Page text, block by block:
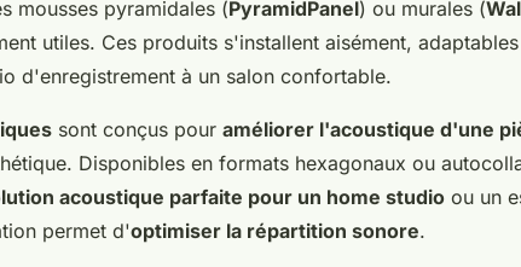
mousses pyramidales (PyramidPanel) ou murales (
utiles. Ces produits s'installent aisément,
d'enregistrement à un salon confortable.
sont conçus pour améliorer l'acoustique d'une
Disponibles en formats hexagonaux ou
acoustique parfaite pour un home studio ou un
permet d'optimiser la répartition sonore.